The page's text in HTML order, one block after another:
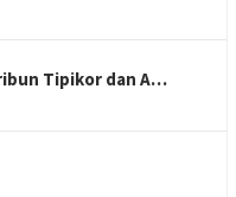
Tipikor dan A…